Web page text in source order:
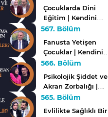
Çocuklarda Dini
Eğitim | Kendini
Bilmek
567. Bölüm
Fanusta Yetişen
Çocuklar | Kendini
Bilmek
566. Bölüm
Psikolojik Şiddet ve
Akran Zorbalığı |
Kendini Bilmek
565. Bölüm
Evlilikte Sağlıklı Bir